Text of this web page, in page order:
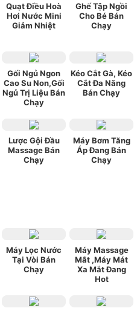
Quạt Điều Hoà
Hơi Nước Mini
Giảm Nhiệt
Ghế Tập Ngồi
Cho Bé Bán
Chạy
Gối Ngủ Ngon
Cao Su Non,Gối
Ngủ Trị Liệu Bán
Chạy
Kéo Cắt Gà, Kéo
Cắt Đa Năng
Bán Chạy
Lược Gội Đầu
Massage Bán
Chạy
Máy Bơm Tăng
Áp Đang Bán
Chạy
Máy Lọc Nước
Tại Vòi Bán
Chạy
Máy Massage
Mắt ,Máy Mát
Xa Mắt Đang
Hot